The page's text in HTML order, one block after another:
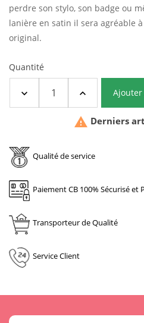
perdre son stylo, son badge ou
lanière en satin il sera agréable
original.
Quantité
Ajouter
 Derniers
Qualité de service
Paiement CB 100% Sécurisé et
Transporteur de Qualité
Service Client